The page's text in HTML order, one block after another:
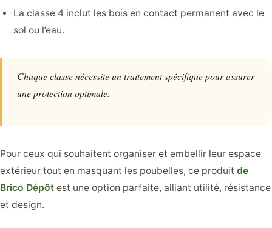
La classe 4 inclut les bois en contact permanent avec le
sol ou l’eau.
Chaque classe nécessite un traitement spécifique pour assurer
une protection optimale.
Pour ceux qui souhaitent organiser et embellir leur espace
extérieur tout en masquant les poubelles, ce produit de
Brico Dépôt est une option parfaite, alliant utilité, résistance
et design.